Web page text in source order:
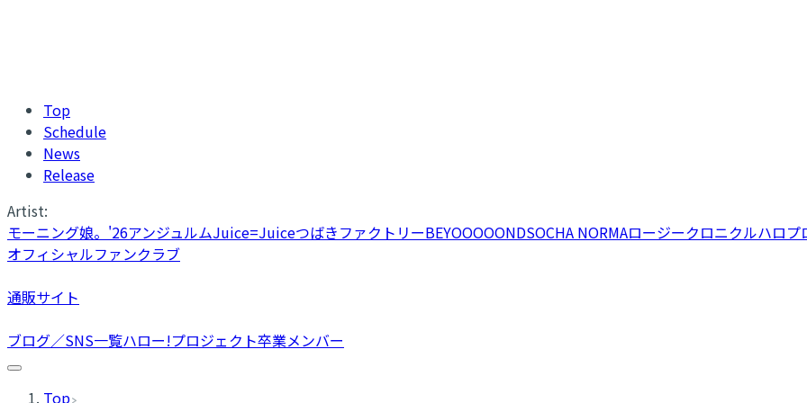
Top
Schedule
News
Release
Artist:
モーニング娘。'26アンジュルムJuice=JuiceつばきファクトリーBEYOOOOONDSOCHA NORMAロージークロニクルハロプ
オフィシャルファンクラブ
通販サイト
ブログ／SNS一覧ハロー!プロジェクト卒業メンバー
Top